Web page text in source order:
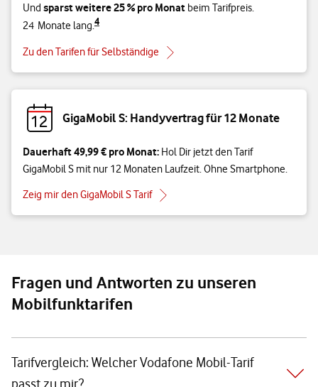
Und sparst weitere 25 % pro Monat beim Tarifpreis.
24 Monate lang.4
Zu den Tarifen für Selbständige
GigaMobil S: Handyvertrag für 12 Monate
Dauerhaft 49,99 € pro Monat: Hol Dir jetzt den Tarif
GigaMobil S mit nur 12 Monaten Laufzeit. Ohne Smartphone.
Zeig mir den GigaMobil S Tarif
Fragen und Antworten zu unseren
Mobilfunktarifen
Tarifvergleich: Welcher Vodafone Mobil-Tarif
passt zu mir?